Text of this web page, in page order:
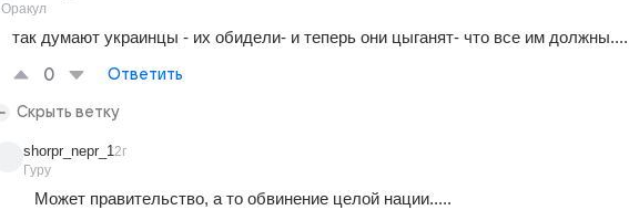
Оракул
так думают украинцы - их обидели- и теперь они цыганят- что все им должны....
0 Ответить
Скрыть ветку
shorpr_nepr_1
Гуру
2г
Может правительство, а то обвинение целой нации.....